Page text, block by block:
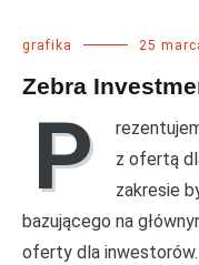
grafika 25
Zebra
P
z ofertą
zakresie
bazującego na
oferty dla inwestorów.